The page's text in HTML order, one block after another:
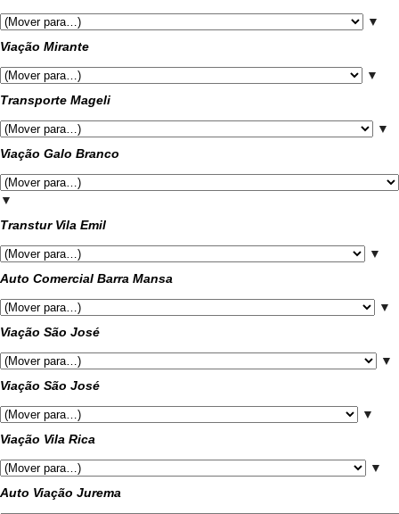
▼
Viação Mirante
▼
Transporte Mageli
▼
Viação Galo Branco
▼
Transtur Vila Emil
▼
Auto Comercial Barra Mansa
▼
Viação São José
▼
Viação São José
▼
Viação Vila Rica
▼
Auto Viação Jurema